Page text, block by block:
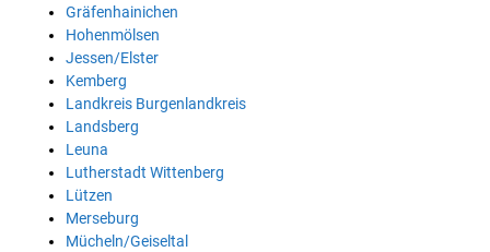
Gräfenhainichen
Hohenmölsen
Jessen/Elster
Kemberg
Landkreis Burgenlandkreis
Landsberg
Leuna
Lutherstadt Wittenberg
Lützen
Merseburg
Mücheln/Geiseltal